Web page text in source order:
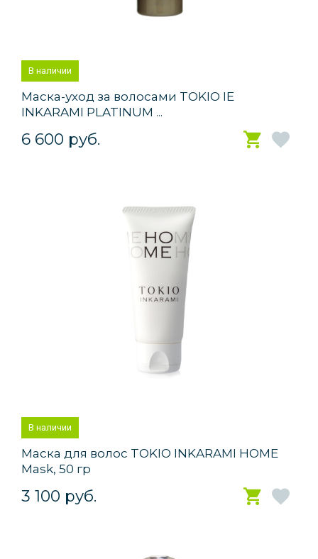
В наличии
Маска-уход за волосами TOKIO IE
INKARAMI PLATINUM ...
6 600 руб.
В наличии
Маска для волос TOKIO INKARAMI HOME
Mask, 50 гр
3 100 руб.